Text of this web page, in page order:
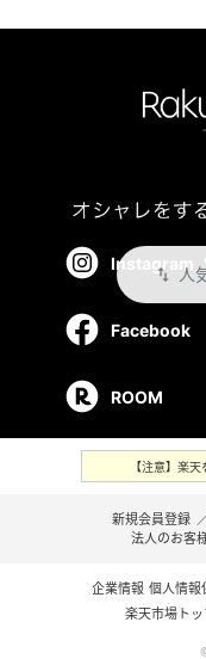
swap_vert 人
Instagram
Facebook
ROOM
【注意】楽
新規会員登録
法人のお客
企業情報 個人情報
楽天市場ト